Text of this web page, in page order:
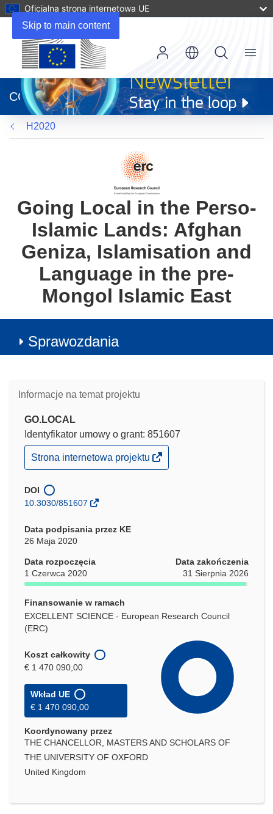
Skip to main content
Oficjalna strona internetowa UE
otworzy
się
w
nowym
oknie)
CORDIS
Menu
H2020
Going Local in the Perso-
Islamic Lands: Afghan
Geniza, Islamisation and
Language in the pre-
Mongol Islamic East
Sprawozdania
Informacje na temat projektu
GO.LOCAL
Identyfikator umowy o grant: 851607
(odnośnik
otworzy
w
nowym
Strona internetowa projektu
DOI
10.3030/851607
Data podpisania przez KE
26 Maja 2020
Data rozpoczęcia
1 Czerwca 2020
Data zakończenia
31 Sierpnia 2026
Finansowanie w ramach
EXCELLENT SCIENCE - European Research Council
(ERC)
Koszt całkowity
€ 1 470 090,00
Wkład UE
€ 1 470 090,00
Koordynowany przez
THE CHANCELLOR, MASTERS AND SCHOLARS OF
THE UNIVERSITY OF OXFORD
United Kingdom